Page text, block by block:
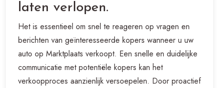
laten verlopen.
Het is essentieel om snel te reageren op vragen en
berichten van geïnteresseerde kopers wanneer u uw
auto op Marktplaats verkoopt. Een snelle en duidelijke
communicatie met potentiële kopers kan het
verkoopproces aanzienlijk versoepelen. Door proactief